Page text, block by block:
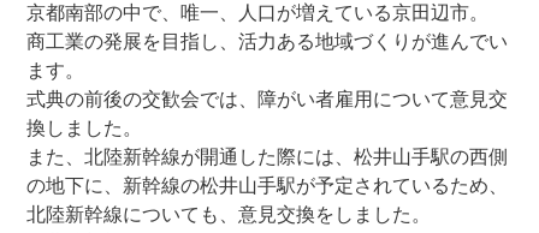
京都南部の中で、唯一、人口が増えている京田辺市。
商工業の発展を目指し、活力ある地域づくりが進んでい
ます。
式典の前後の交歓会では、障がい者雇用について意見交
換しました。
また、北陸新幹線が開通した際には、松井山手駅の西側
の地下に、新幹線の松井山手駅が予定されているため、
北陸新幹線についても、意見交換をしました。